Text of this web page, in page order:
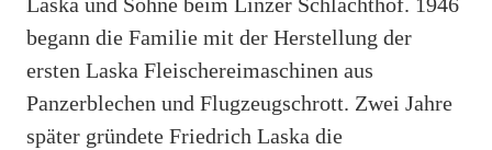
begann die Familie mit der Herstellung der
ersten Laska Fleischereimaschinen aus
Panzerblechen und Flugzeugschrott. Zwei Jahre
später gründete Friedrich Laska die